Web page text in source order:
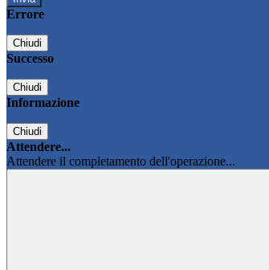
Errore
Chiudi
Successo
Chiudi
Informazione
Chiudi
Attendere...
Attendere il completamento dell'operazione...